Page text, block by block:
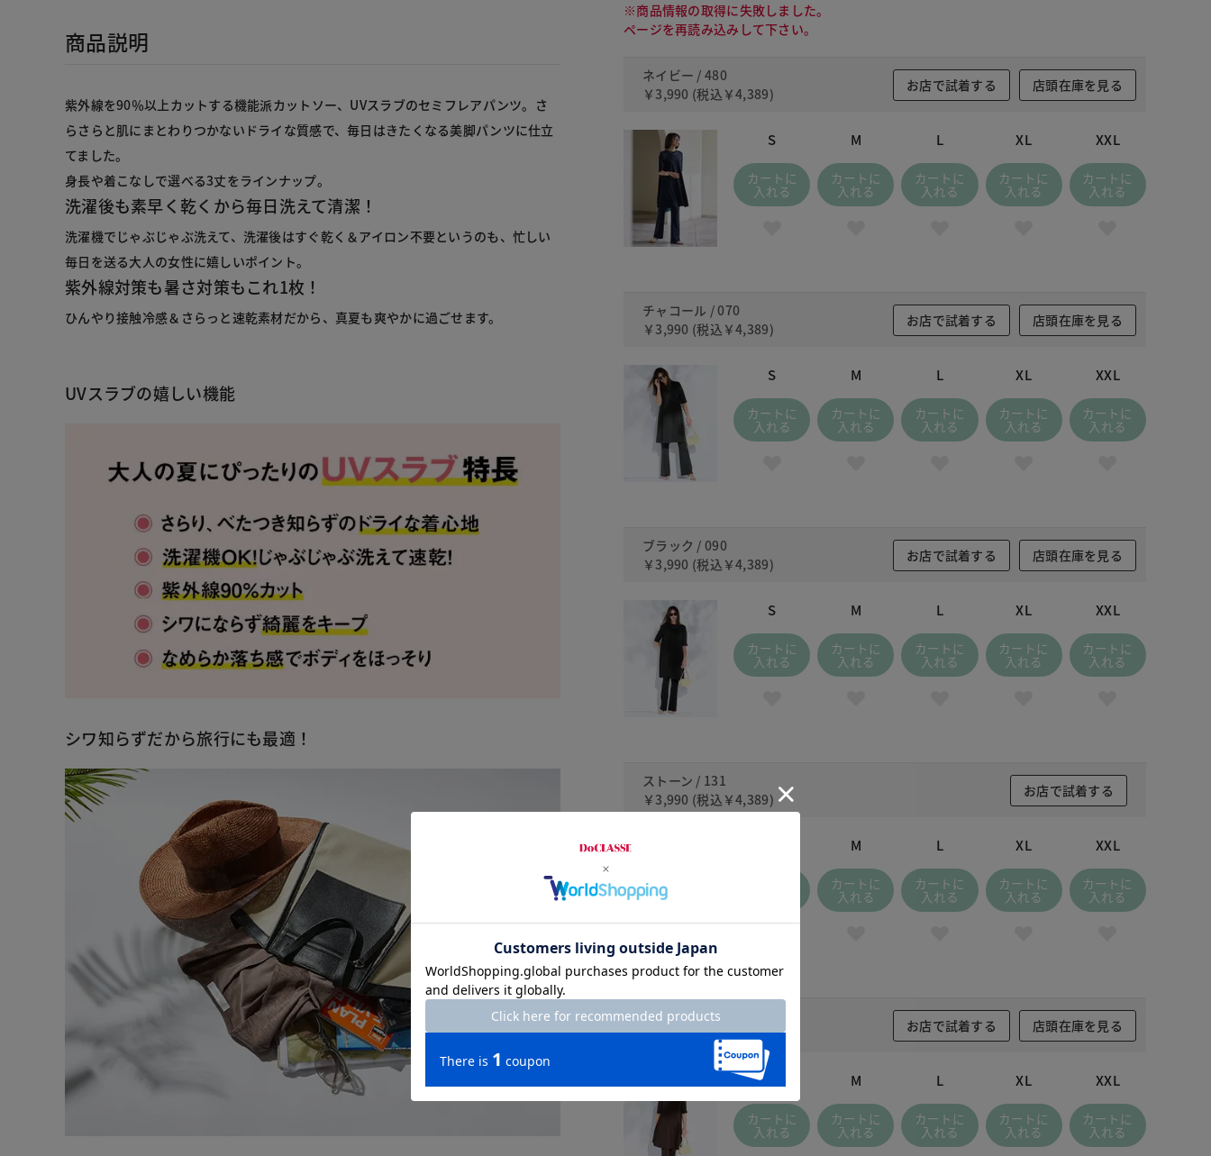
商品説明
紫外線を90％以上カットする機能派カットソー、UVスラブのセミフレアパンツ。さ
らさらと肌にまとわりつかないドライな質感で、毎日はきたくなる美脚パンツに仕立
てました。
身長や着こなしで選べる3丈をラインナップ。
洗濯後も素早く乾くから毎日洗えて清潔！
洗濯機でじゃぶじゃぶ洗えて、洗濯後はすぐ乾く＆アイロン不要というのも、忙しい
毎日を送る大人の女性に嬉しいポイント。
紫外線対策も暑さ対策もこれ1枚！
ひんやり接触冷感＆さらっと速乾素材だから、真夏も爽やかに過ごせます。
UVスラブの嬉しい機能
シワ知らずだから旅行にも最適！
※商品情報の取得に失敗しました。
ページを再読み込みして下さい。
ネイビー / 480
￥3,990 (税込 ￥4,389)
お店で試着する 店頭在庫を見る
S
カートに
入れる
M
カートに
入れる
L
カートに
入れる
XL
カートに
入れる
XXL
カートに
入れる
チャコール / 070
￥3,990 (税込 ￥4,389)
お店で試着する 店頭在庫を見る
S
カートに
入れる
M
カートに
入れる
L
カートに
入れる
XL
カートに
入れる
XXL
カートに
入れる
ブラック / 090
￥3,990 (税込 ￥4,389)
お店で試着する 店頭在庫を見る
S
カートに
入れる
M
カートに
入れる
L
カートに
入れる
XL
カートに
入れる
XXL
カートに
入れる
ストーン / 131
￥3,990 (税込 ￥4,389)
お店で試着する
M
カートに
入れる
L
カートに
入れる
XL
カートに
入れる
XXL
カートに
入れる
ダークブラウン / 690
￥3,990(税込￥4,389)
お店で試着する 店頭在庫を見る
カートに
入れる
M
カートに
入れる
L
カートに
入れる
XL
カートに
入れる
XXL
カートに
入れる